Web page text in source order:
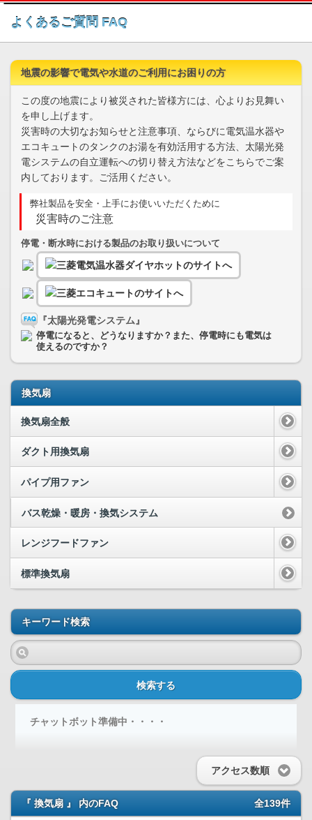
このページの本文へ
よくあるご質問 FAQ
地震の影響で電気や水道のご利用にお困りの方
この度の地震により被災された皆様方には、心よりお見舞い
を申し上げます。
災害時の大切なお知らせと注意事項、ならびに電気温水器や
エコキュートのタンクのお湯を有効活用する方法、太陽光発
電システムの自立運転への切り替え方法などをこちらでご案
内しております。ご活用ください。
弊社製品を安全・上手にお使いいただくために
災害時のご注意
停電・断水時における製品のお取り扱いについて
『太陽光発電システム』
停電になると、どうなりますか？また、停電時にも電気は
使えるのですか？
換気扇
換気扇全般
ダクト用換気扇
パイプ用ファン
バス乾燥・暖房・換気システム
レンジフードファン
標準換気扇
キーワード検索
検索する
チャットボット準備中・・・・
アクセス数順
『 換気扇 』 内のFAQ 全139件